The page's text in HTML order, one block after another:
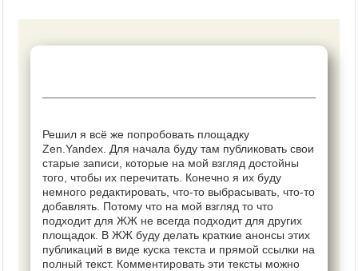
Решил я всё же попробовать площадку
Zen.Yandex. Для начала буду там публиковать свои
старые записи, которые на мой взгляд достойны
того, чтобы их перечитать. Конечно я их буду
немного редактировать, что-то выбрасывать, что-то
добавлять. Потому что на мой взгляд то что
подходит для ЖЖ не всегда подходит для других
площадок. В ЖЖ буду делать краткие анонсы этих
публикаций в виде куска текста и прямой ссылки на
полный текст. Комментировать эти тексты можно